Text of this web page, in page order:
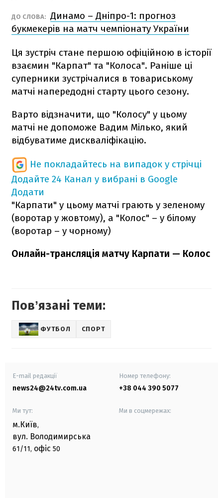
ДО СЛОВА: Динамо – Дніпро-1: прогноз
букмекерів на матч чемпіонату України
Ця зустріч стане першою офіційною в історії
взаємин "Карпат" та "Колоса". Раніше ці
суперники зустрічалися в товариському
матчі напередодні старту цього сезону.
Варто відзначити, що "Колосу" у цьому
матчі не допоможе Вадим Мілько, який
відбуватиме дискваліфікацію.
Не покладайтесь на випадок у стрічці
Додайте 24 Канал у вибрані в Google
Додати
"Карпати" у цьому матчі грають у зеленому
(воротар у жовтому), а "Колос" – у білому
(воротар – у чорному)
Онлайн-трансляція матчу Карпати — Колос
Повʼязані теми:
ФУТБОЛ СПОРТ
E-mail редакції
news24@24tv.com.ua
Номер телефону:
+38 044 390 5077
Ми тут:
м.Київ,
вул. Володимирська
61/11, офіс 50
Ми в соцмережах: